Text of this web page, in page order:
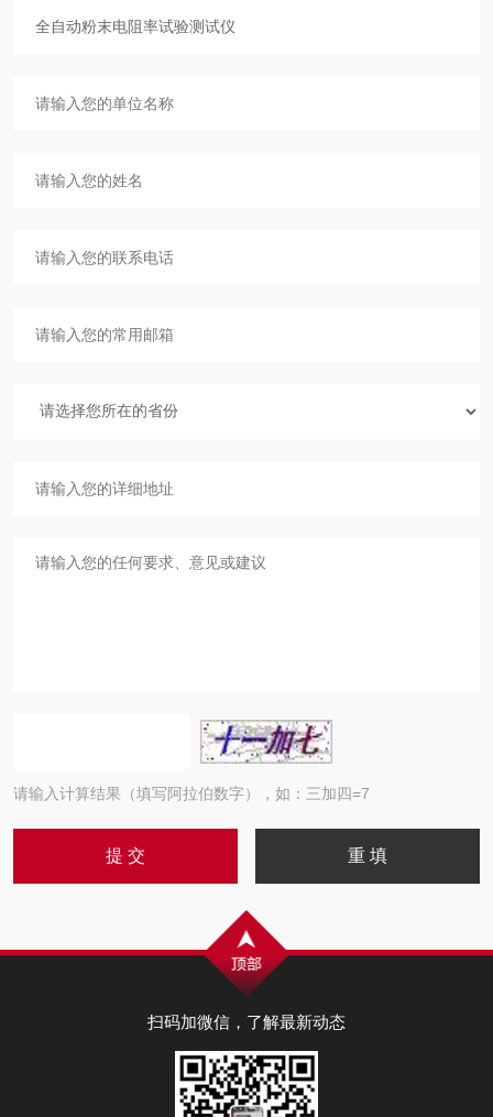
请输入计算结果（填写阿拉伯数字），如：三加四=7
扫码加微信，了解最新动态